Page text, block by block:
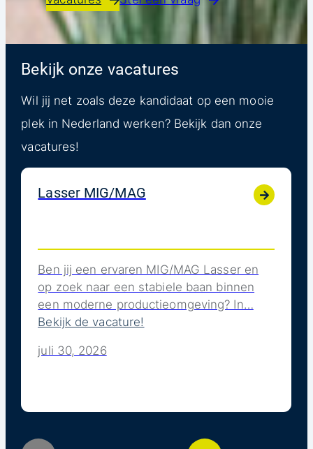
Bekijk onze vacatures
Wil jij net zoals deze kandidaat op een mooie
plek in Nederland werken? Bekijk dan onze
vacatures!
Lasser MIG/MAG
Ben jij een ervaren MIG/MAG Lasser en
op zoek naar een stabiele baan binnen
een moderne productieomgeving? In…
Bekijk de vacature!
juli 30, 2026